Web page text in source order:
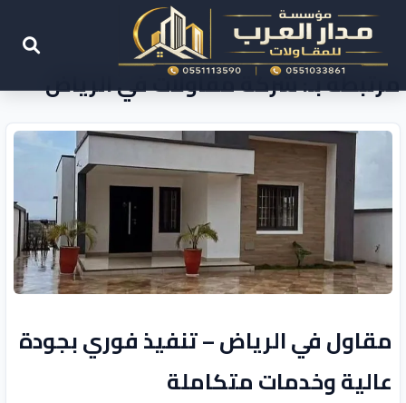
مرتبطة بـ: شركة مقاولات في الرياض
مقاول في الرياض – تنفيذ فوري بجودة
عالية وخدمات متكاملة